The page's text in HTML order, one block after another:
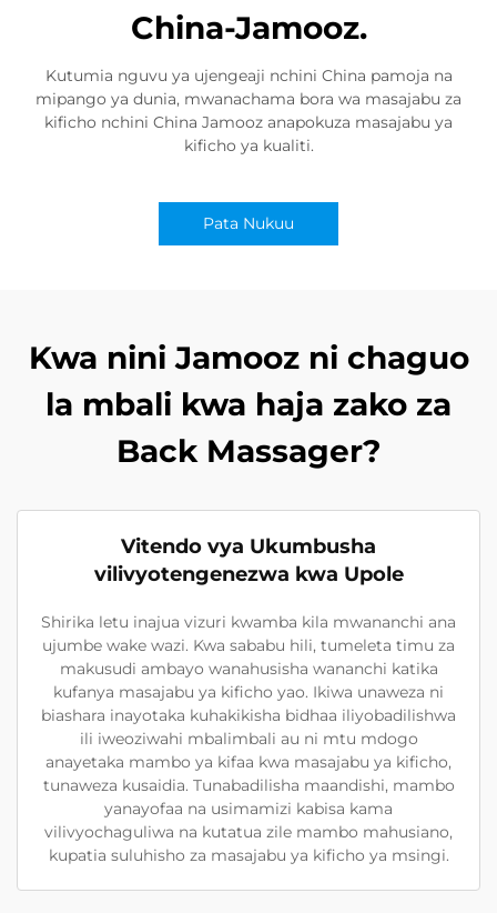
China-Jamooz.
Kutumia nguvu ya ujengeaji nchini China pamoja na
mipango ya dunia, mwanachama bora wa masajabu za
kificho nchini China Jamooz anapokuza masajabu ya
kificho ya kualiti.
Pata Nukuu
Kwa nini Jamooz ni chaguo
la mbali kwa haja zako za
Back Massager?
Vitendo vya Ukumbusha
vilivyotengenezwa kwa Upole
Shirika letu inajua vizuri kwamba kila mwananchi ana
ujumbe wake wazi. Kwa sababu hili, tumeleta timu za
makusudi ambayo wanahusisha wananchi katika
kufanya masajabu ya kificho yao. Ikiwa unaweza ni
biashara inayotaka kuhakikisha bidhaa iliyobadilishwa
ili iweoziwahi mbalimbali au ni mtu mdogo
anayetaka mambo ya kifaa kwa masajabu ya kificho,
tunaweza kusaidia. Tunabadilisha maandishi, mambo
yanayofaa na usimamizi kabisa kama
vilivyochaguliwa na kutatua zile mambo mahusiano,
kupatia suluhisho za masajabu ya kificho ya msingi.